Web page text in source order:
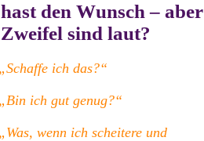
den Wunsch – aber
sind laut?
ich das?“
ich gut genug?“
wenn ich scheitere und